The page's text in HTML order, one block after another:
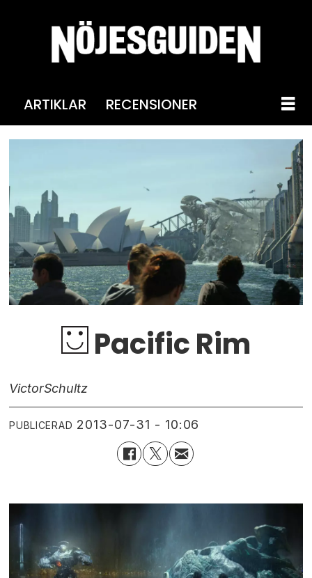
ARTIKLAR RECENSIONER
Pacific Rim
VictorSchultz
PUBLICERAD 2013-07-31 - 10:06